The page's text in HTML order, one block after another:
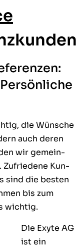
die Wün­sche
auch deren
wir gemein­
Zufriedene Kun­
sind die besten
bis zum
wichtig.
Die Exyte AG
ist ein